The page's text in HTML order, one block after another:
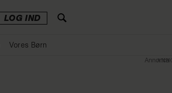
LOG IND
Vores Børn
Annonce